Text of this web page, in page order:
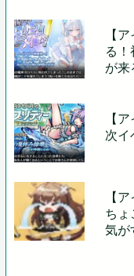
【
る！
が来
【
次イ
【
ちょ
気が